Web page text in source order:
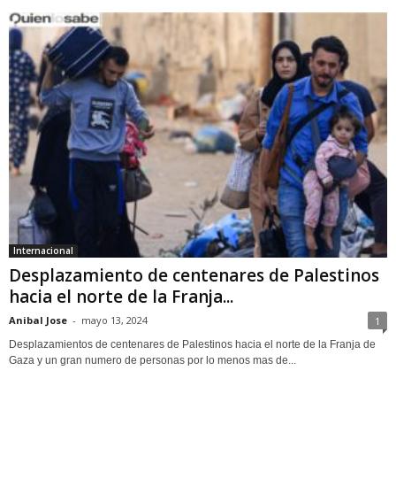
Internacional
Desplazamiento de centenares de Palestinos
hacia el norte de la Franja...
Anibal Jose - mayo 13, 2024 1
Desplazamientos de centenares de Palestinos hacia el norte de la Franja de
Gaza y un gran numero de personas por lo menos mas de...